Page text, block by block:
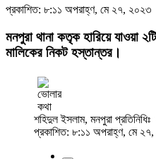
প্রকাশিত: ৮:১১ অপরাহ্ণ, মে ২৭, ২০২৩
মনপুরা থানা কতৃক হারিয়ে যাওয়া
মালিকের নিকট হস্তান্তর।
শহিদুল ইসলাম, মনপুরা প্রতিনিধিঃ
প্রকাশিত: ৮:১১ অপরাহ্ণ, মে